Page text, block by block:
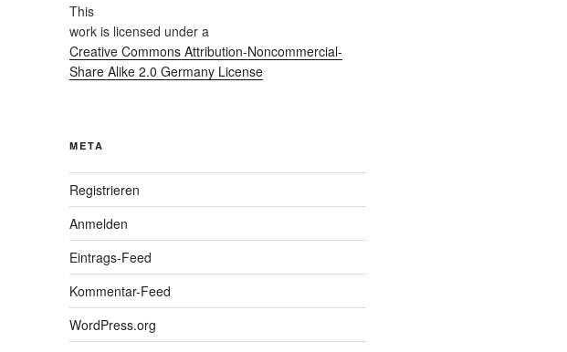
This
workis licensed under a
Creative Commons Attribution-Noncommercial-
Share Alike 2.0 Germany License
META
Registrieren
Anmelden
Eintrags-Feed
Kommentar-Feed
WordPress.org